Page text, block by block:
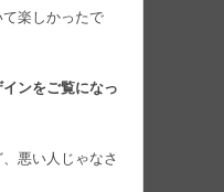
楽しかったで
ンをご覧になっ
悪い人じゃなさ